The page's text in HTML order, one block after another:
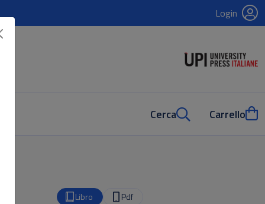
Login
Cerca Carrello
Libro Pdf